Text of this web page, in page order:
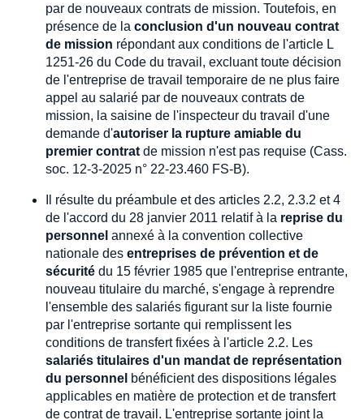
par de nouveaux contrats de mission. Toutefois, en
présence de la conclusion d'un nouveau contrat
de mission répondant aux conditions de l'article L
1251-26 du Code du travail, excluant toute décision
de l'entreprise de travail temporaire de ne plus faire
appel au salarié par de nouveaux contrats de
mission, la saisine de l'inspecteur du travail d'une
demande d'autoriser la rupture amiable du
premier contrat de mission n'est pas requise (Cass.
soc. 12-3-2025 n° 22-23.460 FS-B).
Il résulte du préambule et des articles 2.2, 2.3.2 et 4
de l'accord du 28 janvier 2011 relatif à la reprise du
personnel annexé à la convention collective
nationale des entreprises de prévention et de
sécurité du 15 février 1985 que l'entreprise entrante,
nouveau titulaire du marché, s'engage à reprendre
l'ensemble des salariés figurant sur la liste fournie
par l'entreprise sortante qui remplissent les
conditions de transfert fixées à l'article 2.2. Les
salariés titulaires d'un mandat de représentation
du personnel bénéficient des dispositions légales
applicables en matière de protection et de transfert
de contrat de travail. L'entreprise sortante joint la